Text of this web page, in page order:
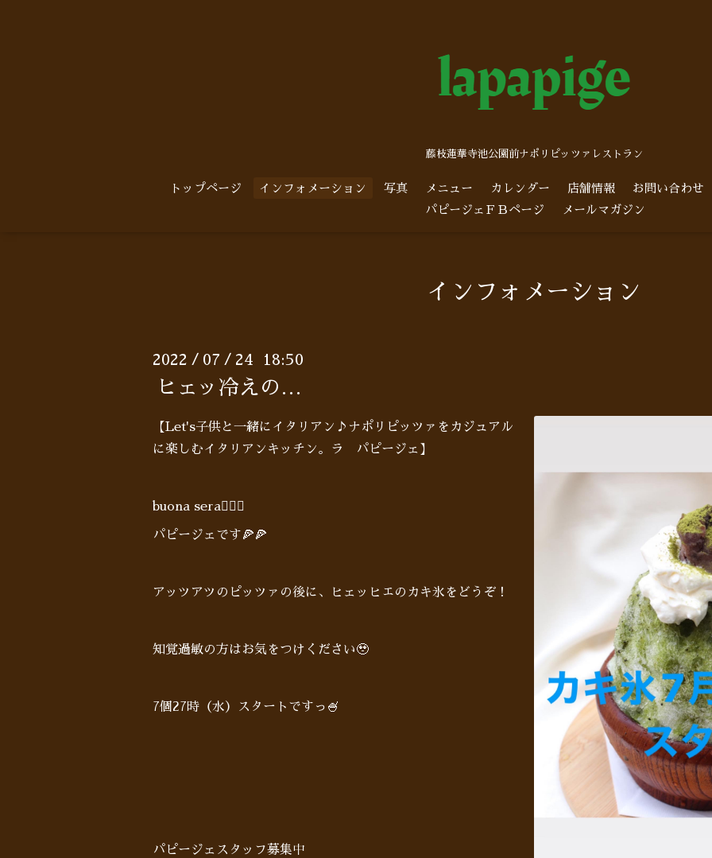
藤枝蓮華寺池公園前ナポリピッツァレストラン
トップページ インフォメーション 写真 メニュー カレンダー 店舗情報
お問い合わせ
パピージェＦＢページ
メールマガジン
インフォメーション
2022 / 07 / 24 18:50
ヒェッ冷えの…
【Let's子供と一緒にイタリアン♪ナポリピッツァをカジュアル
に楽しむイタリアンキッチン。ラ パピージェ】
buona sera🙋🏻‍♂️
パピージェです🍕🍕
アッツアツのピッツァの後に、ヒェッヒエのカキ氷をどうぞ！
知覚過敏の方はお気をつけください🥹
7個27時（水）スタートですっ🍧
パピージェスタッフ募集中